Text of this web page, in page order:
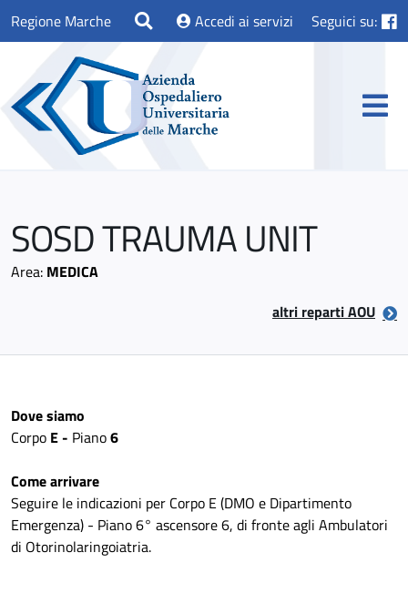
Regione Marche Accedi ai servizi Seguici su:
SOSD TRAUMA UNIT
Area: MEDICA
altri reparti AOU
Dove siamo
Corpo E - Piano6
Come arrivare
Seguire le indicazioni per Corpo E (DMO e Dipartimento
Emergenza) - Piano 6° ascensore 6, di fronte agli Ambulatori
di Otorinolaringoiatria.